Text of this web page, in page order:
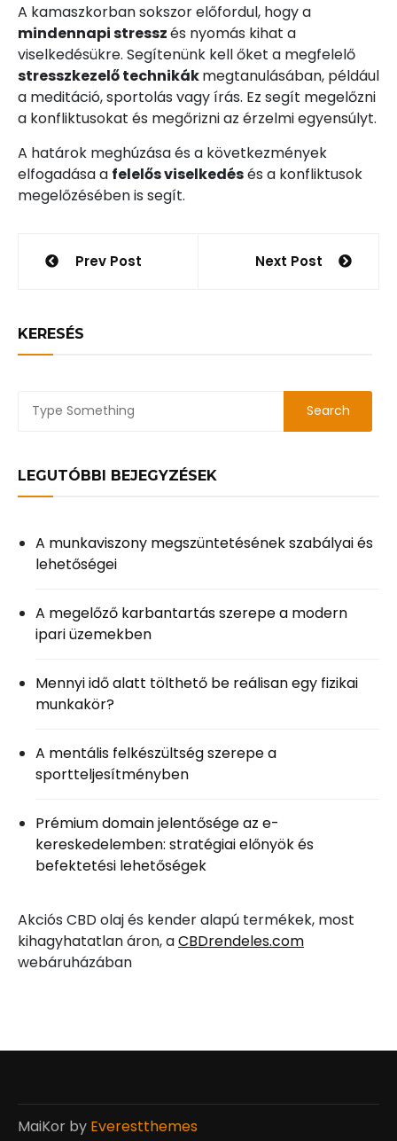
A kamaszkorban sokszor előfordul, hogy a
mindennapi stresszés nyomás kihat a
viselkedésükre. Segítenünk kell őket a megfelelő
stresszkezelő technikákmegtanulásában, például
a meditáció, sportolás vagy írás. Ez segít megelőzni
a konfliktusokat és megőrizni az érzelmi egyensúlyt.
A határok meghúzása és a következmények
elfogadása a felelős viselkedésés a konfliktusok
megelőzésében is segít.
Bejegyzés
Prev Post Next Post
KERESÉS
LEGUTÓBBI BEJEGYZÉSEK
A munkaviszony megszüntetésének szabályai és
lehetőségei
A megelőző karbantartás szerepe a modern
ipari üzemekben
Mennyi idő alatt tölthető be reálisan egy fizikai
munkakör?
A mentális felkészültség szerepe a
sportteljesítményben
Prémium domain jelentősége az e-
kereskedelemben: stratégiai előnyök és
befektetési lehetőségek
Akciós CBD olaj és kender alapú termékek, most
kihagyhatatlan áron, aCBDrendeles.com
webáruházában
MaiKor by Everestthemes